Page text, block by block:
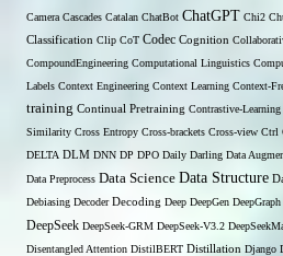
Camera Cascades Catalan ChatBot ChatGPT Chi2
Classification Clip CoT Codec Cognition
CompoundEngineering Computational Linguistics
Labels Context Engineering Context Learning Context-
training Continual Pretraining Contrastive-Learning
Similarity Cross Entropy Cross-brackets Cross-view Ctrl
DELTA DLM DNN DP DPO Daily Darling Data
Data Preprocess Data Science Data Structure
Debiasing Decoder Decoding Deep DeepGen DeepGraph
DeepSeek DeepSeek-GRM DeepSeek-V3.2
Disentangled Attention DistilBERT Distillation Django